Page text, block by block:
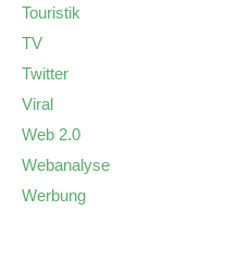
Touristik
TV
Twitter
Viral
Web 2.0
Webanalyse
Werbung